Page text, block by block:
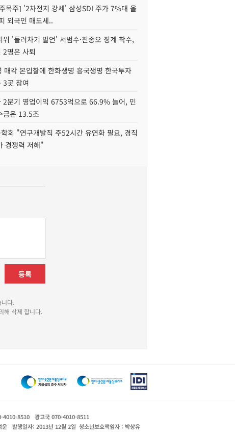
목주] '2차전지 강세' 삼성SDI 주가 7%대 올
외국인 매도세..
위 '돌려차기 발언' 서범수·진종오 징계 착수,
2명은 사퇴
매각 본입찰에 한화생명 흥국생명 한국투자
3곳 참여
2분기 영업이익 6753억으로 66.9% 늘어, 민
금은 13.5조
회 "연구개발직 주52시간 유연화 필요, 경직
경쟁력 저해"
등록
다.
해 삭제 합니다.
4010-8510
광고국 070-4010-8511
운 발행일자: 2013년 12월 2일 청소년보호책임자 : 박상유